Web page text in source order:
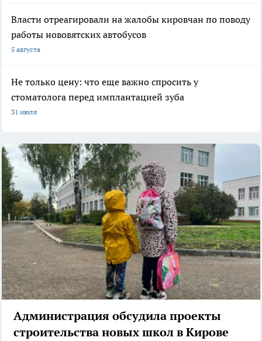
Власти отреагировали на жалобы кировчан по поводу
работы нововятских автобусов
5 августа
Не только цену: что еще важно спросить у
стоматолога перед имплантацией зуба
31 июля
Администрация обсудила проекты
строительства новых школ в Кирове